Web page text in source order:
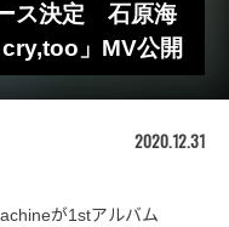
ス決定 石原海
」MV公開
2020.12.31
が1stアルバム